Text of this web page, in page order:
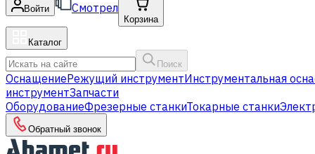
Войти Смотрел
Корзина
Каталог
Поиск
ОснащениеРежущий инструментИнструментальная
инструментЗапчасти
ОборудованиеФрезерные станкиТокарные станки
Обратный звонок